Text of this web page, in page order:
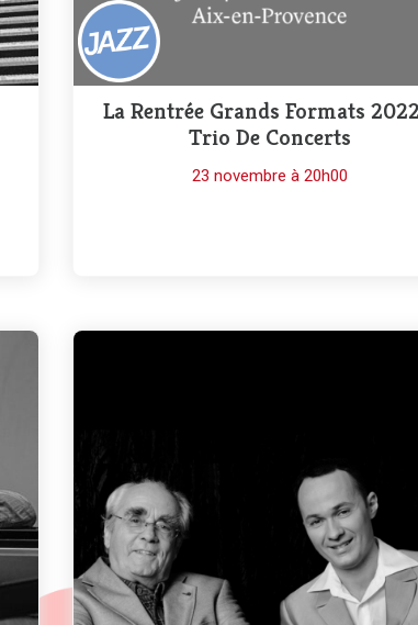
La Rentrée Grands Formats
Trio De Concerts
23 novembre à 20h00